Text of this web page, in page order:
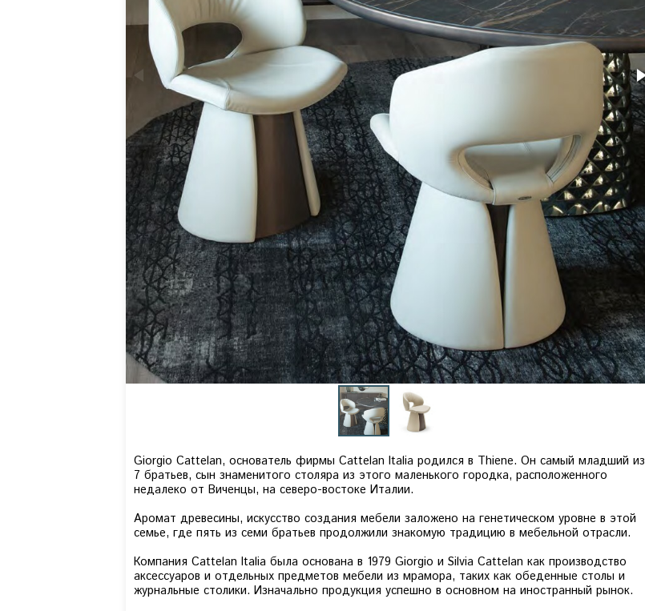
Giorgio Cattelan, основатель фирмы Cattelan Italia родился в Thiene. Он самый младший из
7 братьев, сын знаменитого столяра из этого маленького городка, расположенного
недалеко от Виченцы, на северо-востоке Италии.
Аромат древесины, искусство создания мебели заложено на генетическом уровне в этой
семье, где пять из семи братьев продолжили знакомую традицию в мебельной отрасли.
Компания Cattelan Italia была основана в 1979 Giorgio и Silvia Cattelan как производство
аксессуаров и отдельных предметов мебели из мрамора, таких как обеденные столы и
журнальные столики. Изначально продукция успешно в основном на иностранный рынок.